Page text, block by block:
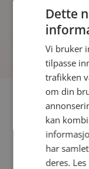
Fler single
Date menn i Norge
Date kvinner i Norge
Dette
Vi bruker
tilpasse
trafikken
om din
kan
har
deres.